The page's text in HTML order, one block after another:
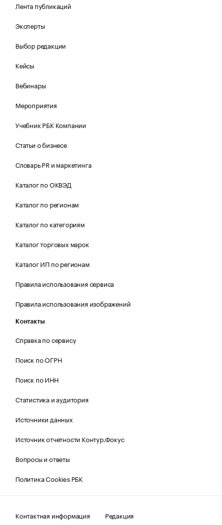
Лента публикаций
Эксперты
Выбор редакции
Кейсы
Вебинары
Мероприятия
Учебник РБК Компании
Статьи о бизнесе
Словарь PR и маркетинга
Каталог по ОКВЭД
Каталог по регионам
Каталог по категориям
Каталог торговых марок
Каталог ИП по регионам
Правила использования сервиса
Правила использования изображений
Контакты
Справка по сервису
Поиск по ОГРН
Поиск по ИНН
Статистика и аудитория
Источники данных
Источник отчетности Контур.Фокус
Вопросы и ответы
Политика Cookies РБК
Контактная информация Редакция